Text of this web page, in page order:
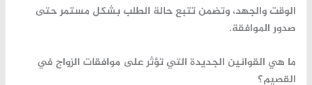
الوقت والجهد، وتضمن تتبع حالة الطلب بشكل مستمر حتى
صدور الموافقة.
ما هي القوانين الجديدة التي تؤثر على موافقات الزواج في
القصيم؟